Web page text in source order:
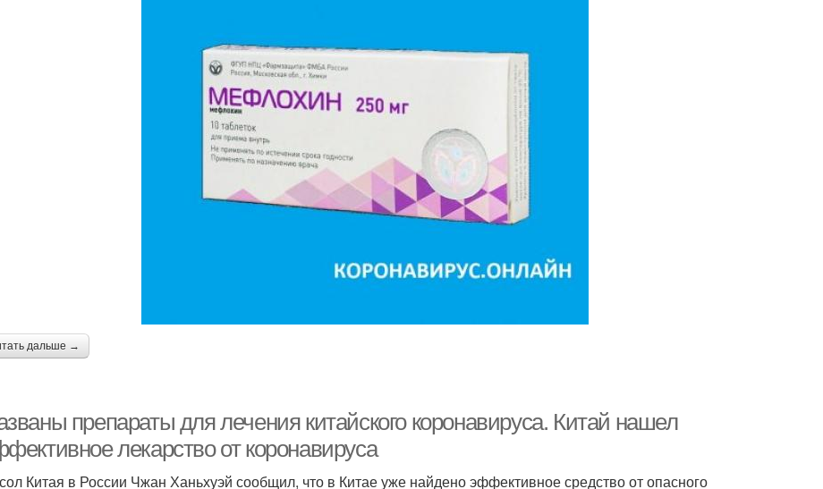
дальше →
препараты для лечения китайского коронавируса. Китай нашел
лекарство от коронавируса
Китая в России Чжан Ханьхуэй сообщил, что в Китае уже найдено эффективное средство от опасного